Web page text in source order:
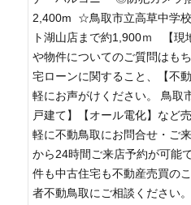
2,400m ☆鳥取市立高草中学
ト湖山店まで約1,900ｍ 【現
や物件についてのご質問はも
宅ローンに関すること、【不
軽にお声がけください。 鳥取
戸建て】【オール電化】など
軽に不動鳥取にお問合せ・ご
から24時間ご来店予約が可能
件も中古住宅も不動産売買の
者不動鳥取にご相談ください